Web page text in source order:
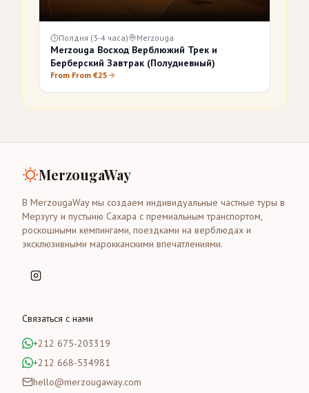
Полдня (3-4 часа) Merzouga
Merzouga Восход Верблюжий Трек и
Берберский Завтрак (Полудневный)
From From €25
MerzougaWay
В MerzougaWay мы создаем индивидуальные частные туры в
Мерзугу и пустыню Сахара с премиальным транспортом,
роскошными кемпингами, поездками на верблюдах и
эксклюзивными марокканскими впечатлениями.
Связаться с нами
+212 675-203319
+212 668-534981
hello@merzougaway.com